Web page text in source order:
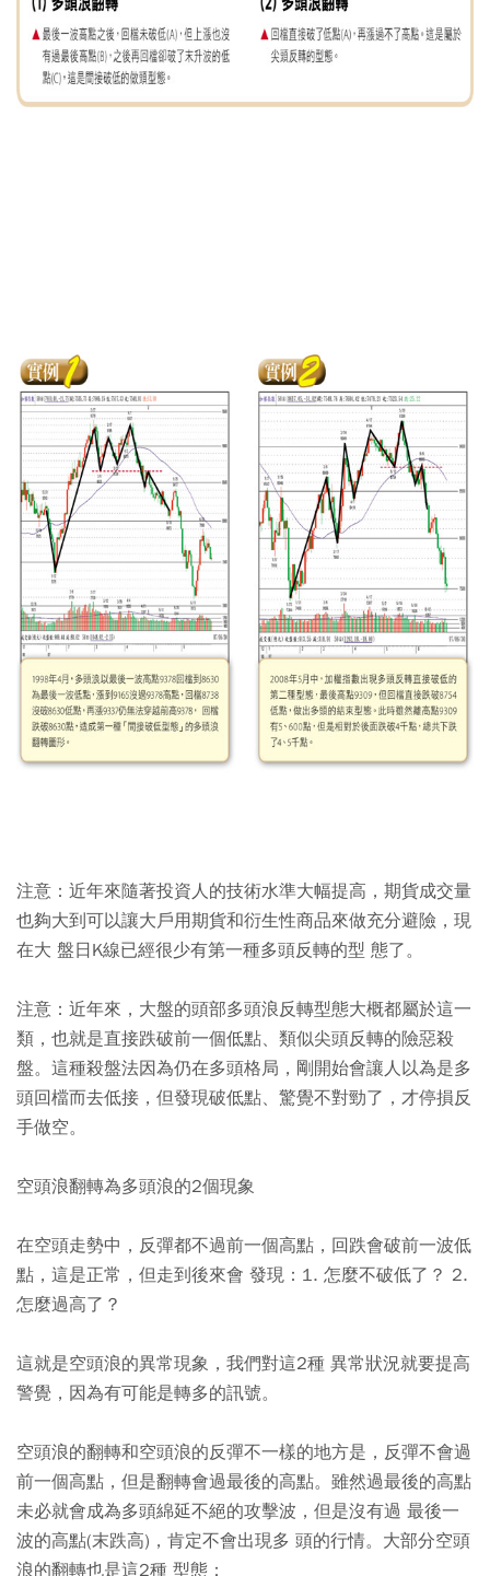
注意： 近年來隨著投資人的技術水準大幅提高，期貨成交量
也夠大到可以讓大戶用期貨和衍生性商品來做充分避險，現
在大 盤日K線已經很少有第一種多頭反轉的型 態了。
注意： 近年來，大盤的頭部多頭浪反轉型態大概都屬於這一
類，也就是直接跌破前一個低點、類似尖頭反轉的險惡殺
盤。這種殺盤法因為仍在多頭格局，剛開始會讓人以為是多
頭回檔而去低接，但發現破低點、驚覺不對勁了，才停損反
手做空。
空頭浪翻轉為多頭浪的2個現象
在空頭走勢中，反彈都不過前一個高點，回跌會破前一波低
點，這是正常，但走到後來會 發現：1. 怎麼不破低了？ 2.
怎麼過高了？
這就是空頭浪的異常現象，我們對這2種 異常狀況就要提高
警覺，因為有可能是轉多的訊號。
空頭浪的翻轉和空頭浪的反彈不一樣的地方是，反彈不會過
前一個高點，但是翻轉會過最後的高點。雖然過最後的高點
未必就會成為多頭綿延不絕的攻擊波，但是沒有過 最後一
波的高點(末跌高)，肯定不會出現多 頭的行情。大部分空頭
浪的翻轉也是這2種 型態：